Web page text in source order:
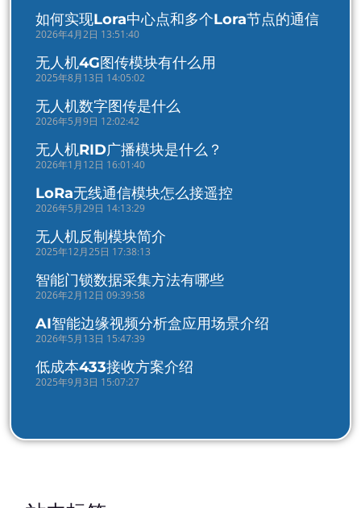
如何实现Lora中心点和多个Lora节点的通信
2026年4月2日 13:51:40
无人机4G图传模块有什么用
2025年8月13日 14:05:02
无人机数字图传是什么
2026年5月9日 12:02:42
无人机RID广播模块是什么？
2026年1月12日 16:01:40
LoRa无线通信模块怎么接遥控
2026年5月29日 14:13:29
无人机反制模块简介
2025年12月25日 17:38:13
智能门锁数据采集方法有哪些
2026年2月12日 09:39:58
AI智能边缘视频分析盒应用场景介绍
2026年5月13日 15:47:39
低成本433接收方案介绍
2025年9月3日 15:07:27